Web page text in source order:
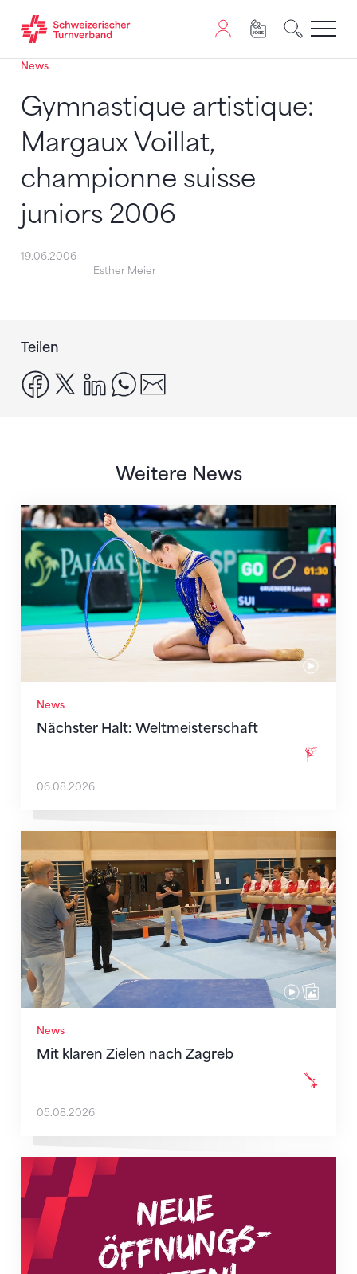
Zum Inhalt springen
Zur Sitemap navigieren
Zum Navigieren dieser Seite wird JavaScript benötigt.
News
Gymnastique artistique:
Margaux Voillat,
championne suisse
juniors 2006
19.06.2006
Esther Meier
Teilen
facebook
x linkedinwhatsapp
Weitere News
News
Nächster Halt: Weltmeisterschaft
Nächster Halt: Weltmeisterschaft
06.08.2026
News
Mit klaren Zielen nach Zagreb
Mit klaren Zielen nach Zagreb
05.08.2026
Neue Empfangszeiten ab 1. August 2026